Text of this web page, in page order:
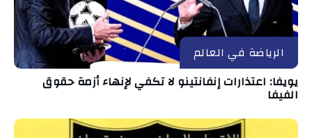
الرياضة في العالم
يويفا: اعتذارات إنفانتينو لا تكفي لإنهاء أزمة حقوق
الفيفا